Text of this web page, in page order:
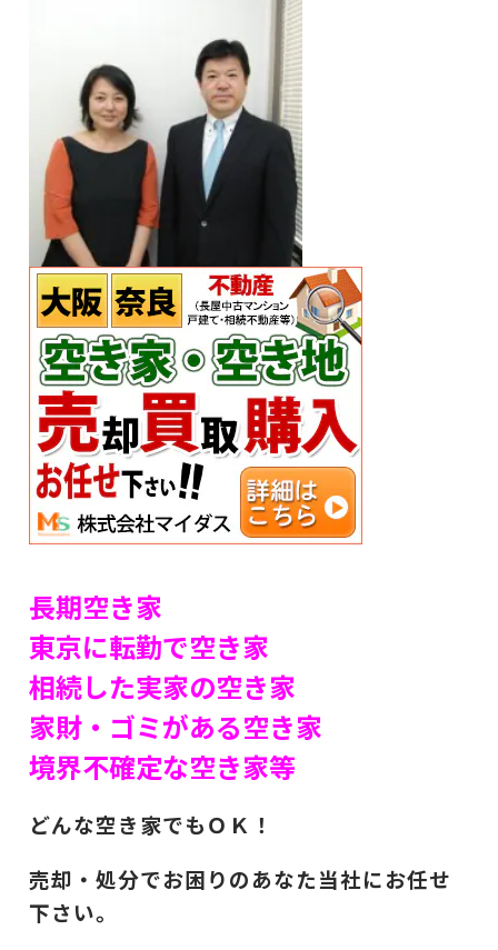
長期空き家
東京に転勤で空き家
相続した実家の空き家
家財・ゴミがある空き家
境界不確定な空き家等
どんな空き家でもＯＫ！
売却・処分でお困りのあなた当社にお任せ
下さい。